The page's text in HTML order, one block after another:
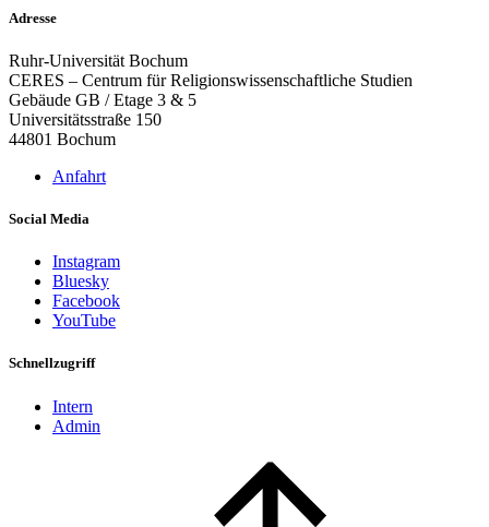
Adresse
Ruhr-Universität Bochum
CERES – Centrum für Religionswissenschaftliche Studien
Gebäude GB / Etage 3 & 5
Universitätsstraße 150
44801 Bochum
Anfahrt
Social Media
Instagram
Bluesky
Facebook
YouTube
Schnellzugriff
Intern
Admin